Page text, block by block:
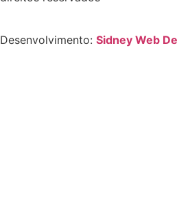
Desenvolvimento: Sidney Web